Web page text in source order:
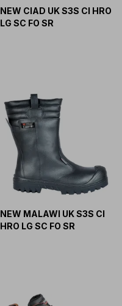
NEW CIAD UK S3S CI HRO
LG SC FO SR
NEW MALAWI UK S3S CI
HRO LG SC FO SR